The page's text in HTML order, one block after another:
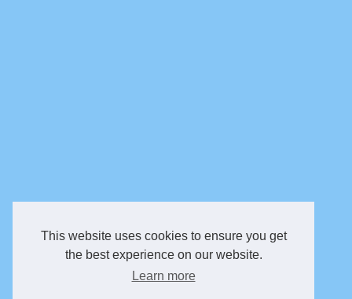
This website uses cookies to ensure you get
the best experience on our website.
Learn more